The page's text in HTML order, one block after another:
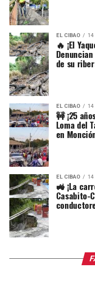
EL CIBAO
🔥 ¡El
de su
EL CIBAO
🚧 ¡25
Loma del
en
EL CIBAO
🚜 ¡La
Casabito-